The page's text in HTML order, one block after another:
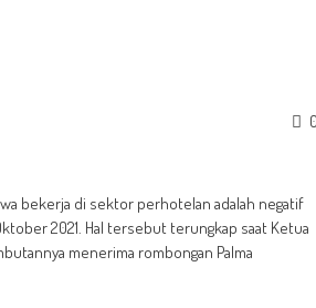
0
bekerja di sektor perhotelan adalah negatif
2021. Hal tersebut terungkap saat Ketua
menerima rombongan Palma